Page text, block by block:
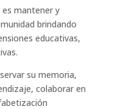
es mantener y
brindando
educativas,
su memoria,
colaborar en